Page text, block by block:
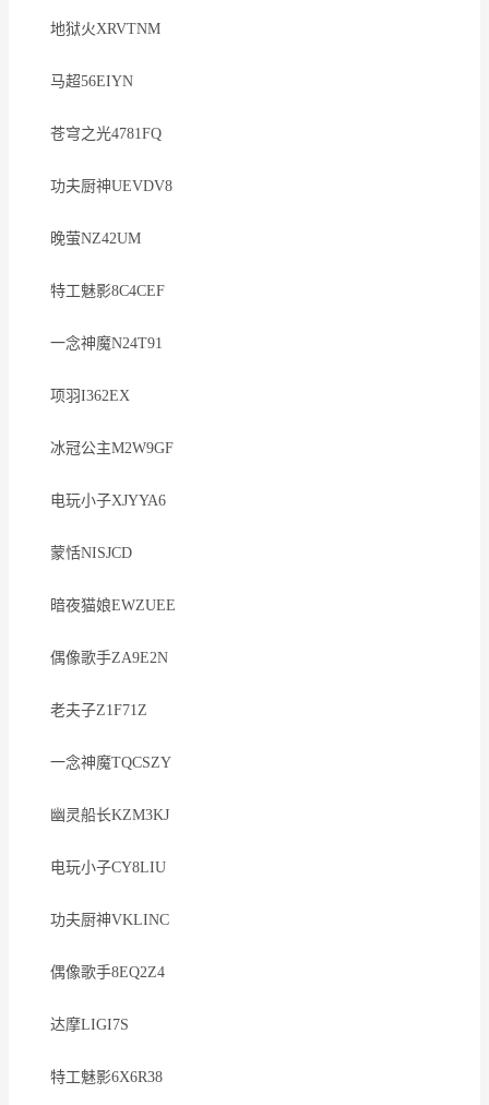
地狱火XRVTNM
马超56EIYN
苍穹之光4781FQ
功夫厨神UEVDV8
晚萤NZ42UM
特工魅影8C4CEF
一念神魔N24T91
项羽I362EX
冰冠公主M2W9GF
电玩小子XJYYA6
蒙恬NISJCD
暗夜猫娘EWZUEE
偶像歌手ZA9E2N
老夫子Z1F71Z
一念神魔TQCSZY
幽灵船长KZM3KJ
电玩小子CY8LIU
功夫厨神VKLINC
偶像歌手8EQ2Z4
达摩LIGI7S
特工魅影6X6R38